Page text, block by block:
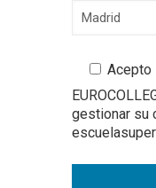
Acepto
gestionar su